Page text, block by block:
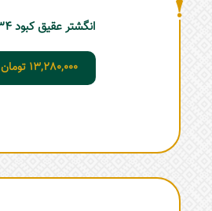
انگشتر عقیق کبود T834
13,280,000 تومان